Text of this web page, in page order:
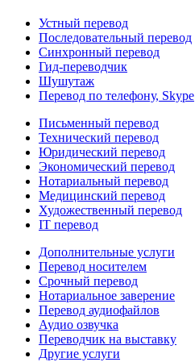
Устный перевод
Последовательный перевод
Синхронный перевод
Гид-переводчик
Шушутаж
Перевод по телефону, Skype
Письменный перевод
Технический перевод
Юридический перевод
Экономический перевод
Нотариальный перевод
Медицинский перевод
Художественный перевод
IT перевод
Дополнительные услуги
Перевод носителем
Срочный перевод
Нотариальное заверение
Перевод аудиофайлов
Аудио озвучка
Переводчик на выставку
Другие услуги